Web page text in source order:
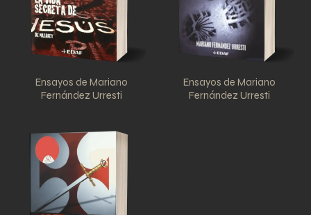
Ensayos de Mariano
Fernández Urresti
Ensayos de Mariano
Fernández Urresti